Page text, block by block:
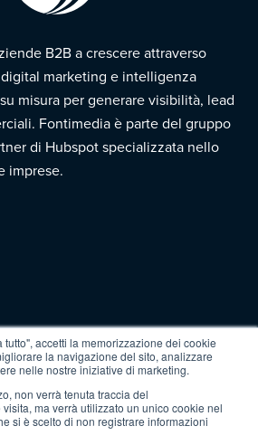
tutto", accetti la memorizzazione dei cookie
la navigazione del sito, analizzare
nelle nostre iniziative di marketing.
non verrà tenuta traccia del
ma verrà utilizzato un unico cookie nel
si è scelto di non registrare informazioni
B2B a crescere attraverso
marketing e intelligenza
misura per generare visibilità, lead
Fontimedia è parte del gruppo
di Hubspot specializzata nello
imprese.
|P.IVA: 03997730167 |